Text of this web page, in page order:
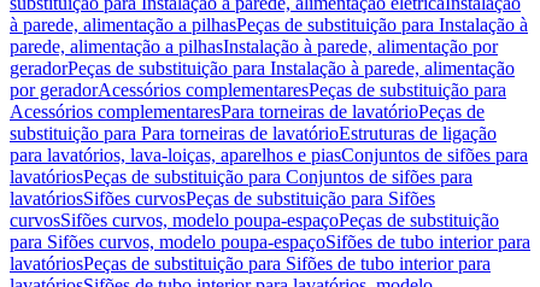
à parede, alimentação a pilhasPeças de substituição para Instalação à
parede, alimentação a pilhasInstalação à parede, alimentação por
geradorPeças de substituição para Instalação à parede, alimentação
por geradorAcessórios complementaresPeças de substituição para
Acessórios complementaresPara torneiras de lavatórioPeças de
substituição para Para torneiras de lavatórioEstruturas de ligação
para lavatórios, lava-loiças, aparelhos e piasConjuntos de sifões para
lavatóriosPeças de substituição para Conjuntos de sifões para
lavatóriosSifões curvosPeças de substituição para Sifões
curvosSifões curvos, modelo poupa-espaçoPeças de substituição
para Sifões curvos, modelo poupa-espaçoSifões de tubo interior para
lavatóriosPeças de substituição para Sifões de tubo interior para